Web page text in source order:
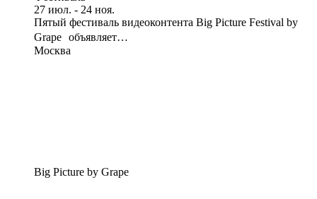
27 июл. - 24 ноя.
Пятый фестиваль видеоконтента Big Picture Festival by
Grape объявляет…
Москва
Big Picture by Grape